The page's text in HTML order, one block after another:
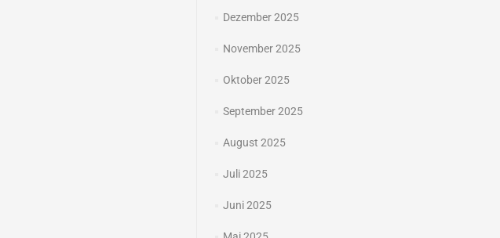
Dezember 2025
November 2025
Oktober 2025
September 2025
August 2025
Juli 2025
Juni 2025